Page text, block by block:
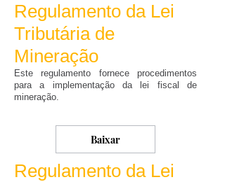
Regulamento da Lei
Tributária de
Mineração
Este regulamento fornece procedimentos
para a implementação da lei fiscal de
mineração.
Baixar
Regulamento da Lei